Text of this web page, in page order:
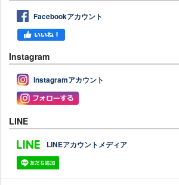
Facebookアカウント
Instagram
Instagramアカウント
LINE
LINEアカウントメディア